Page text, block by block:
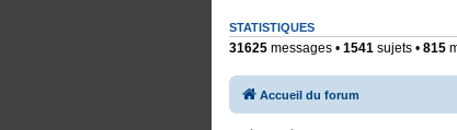
STATISTIQUES
31625 messages • 1541 sujets • 815
Accueil du forum